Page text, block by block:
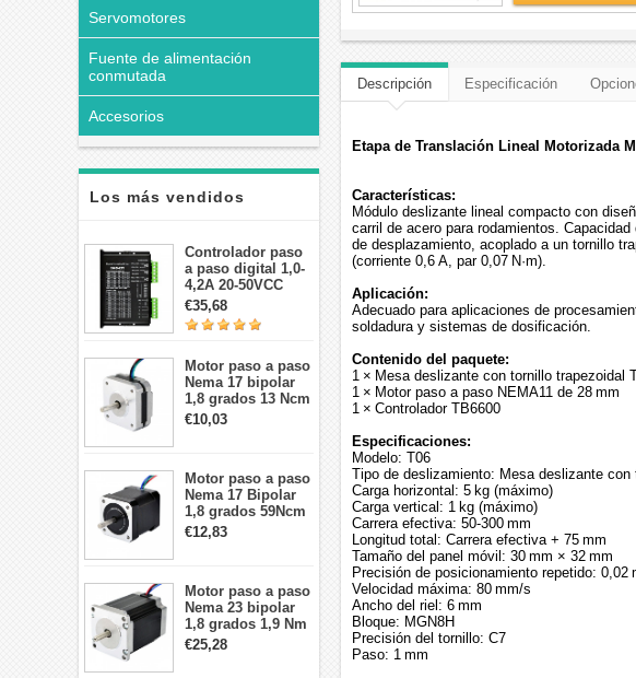
Servomotores
Fuente de alimentación
conmutada
Accesorios
Los más vendidos
Controlador paso
a paso digital 1,0-
4,2A 20-50VCC
para motor paso a
paso Nema 17, 23,
24
€35,68
Motor paso a paso
Nema 17 bipolar
1,8 grados 13 Ncm
1A 3,5 V
42x42x20mm 4
€10,03
Motor paso a paso
Nema 17 Bipolar
1,8 grados 59Ncm
2A 42x48mm 4
cables compatible
€12,83
Motor paso a paso
Nema 23 bipolar
1,8 grados 1,9 Nm
2,8 A 3,2 V
57x57x76mm 4
€25,28
Descripción Especificación
Etapa de Translación Lineal Motorizada
Características:
Módulo deslizante lineal compacto con
carril de acero para rodamientos.
de desplazamiento, acoplado a un tornillo
(corriente 0,6 A, par 0,07 N·m).
Aplicación:
Adecuado para aplicaciones de
soldadura y sistemas de dosificación.
Contenido del paquete:
1 × Mesa deslizante con tornillo trapezoidal
1 × Motor paso a paso NEMA11 de 28 mm
1 × Controlador TB6600
Especificaciones:
Modelo: T06
Tipo de deslizamiento: Mesa deslizante con
Carga horizontal: 5 kg (máximo)
Carga vertical: 1 kg (máximo)
Carrera efectiva: 50‑300 mm
Longitud total: Carrera efectiva + 75 mm
Tamaño del panel móvil: 30 mm × 32 mm
Precisión de posicionamiento repetido: 0,02
Velocidad máxima: 80 mm/s
Ancho del riel: 6 mm
Bloque: MGN8H
Precisión del tornillo: C7
Paso: 1 mm